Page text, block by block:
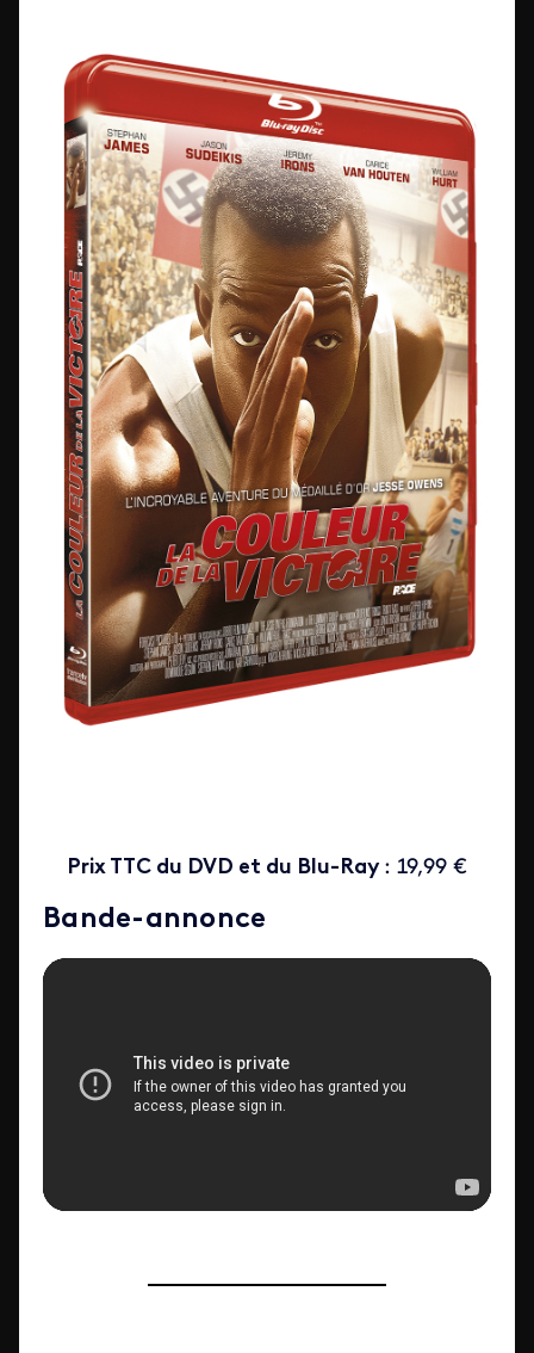
Prix TTC du DVD et du Blu-Ray : 19,99 €
Bande-annonce